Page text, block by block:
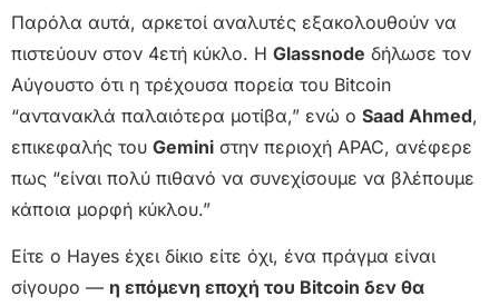
Παρόλα αυτά, αρκετοί αναλυτές εξακολουθούν να
πιστεύουν στον 4ετή κύκλο. Η Glassnode δήλωσε τον
Αύγουστο ότι η τρέχουσα πορεία του Bitcoin
“αντανακλά παλαιότερα μοτίβα,” ενώ ο Saad Ahmed,
επικεφαλής του Gemini στην περιοχή APAC, ανέφερε
πως “είναι πολύ πιθανό να συνεχίσουμε να βλέπουμε
κάποια μορφή κύκλου.”
Είτε ο Hayes έχει δίκιο είτε όχι, ένα πράγμα είναι
σίγουρο — η επόμενη εποχή του Bitcoin δεν θα